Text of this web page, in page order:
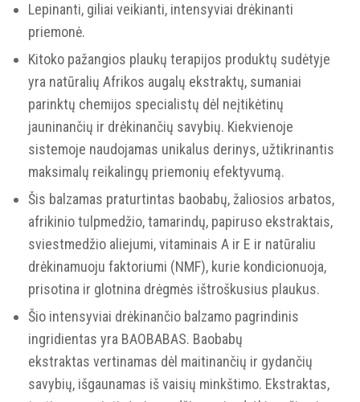
Lepinanti, giliai veikianti, intensyviai drėkinanti
priemonė.
Kitoko pažangios plaukų terapijos produktų sudėtyje
yra natūralių Afrikos augalų ekstraktų, sumaniai
parinktų chemijos specialistų dėl neįtikėtinų
jauninančių ir drėkinančių savybių. Kiekvienoje
sistemoje naudojamas unikalus derinys, užtikrinantis
maksimalų reikalingų priemonių efektyvumą.
Šis balzamas praturtintas baobabų, žaliosios arbatos,
afrikinio tulpmedžio, tamarindų, papiruso ekstraktais,
sviestmedžio aliejumi, vitaminais A ir E ir natūraliu
drėkinamuoju faktoriumi (NMF), kurie kondicionuoja,
prisotina ir glotnina drėgmės ištroškusius plaukus.
Šio intensyviai drėkinančio balzamo pagrindinis
ingridientas yra BAOBABAS. Baobabų
ekstraktas vertinamas dėl maitinančių ir gydančių
savybių, išgaunamas iš vaisių minkštimo. Ekstraktas,